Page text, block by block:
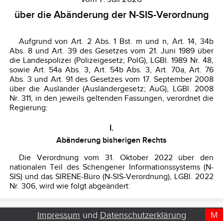
D
T
M
Impressum und Datenschutzerklärung